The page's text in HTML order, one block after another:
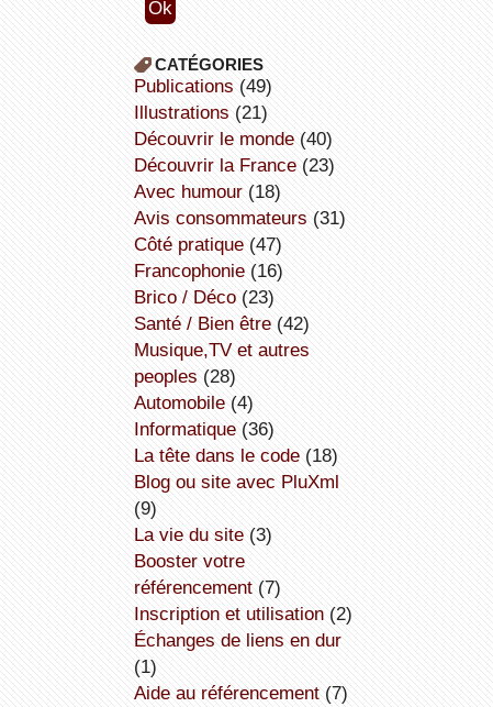
CATÉGORIES
publications (49)
illustrations (21)
découvrir le monde(40)
découvrir la France(23)
avec humour(18)
avis consommateurs (31)
côté pratique(47)
Francophonie(16)
Brico / Déco(23)
Santé / Bien être(42)
Musique,TV et autres
peoples (28)
Automobile(4)
informatique(36)
la tête dans le code(18)
Blog ou site avec PluXml
(9)
la vie du site(3)
booster votre
référencement(7)
inscription et utilisation(2)
échanges de liens en dur
(1)
aide au référencement(7)